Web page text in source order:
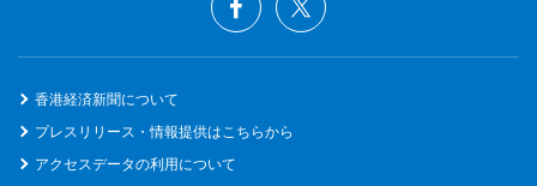
香港経済新聞について
プレスリリース・情報提供はこちらから
アクセスデータの利用について